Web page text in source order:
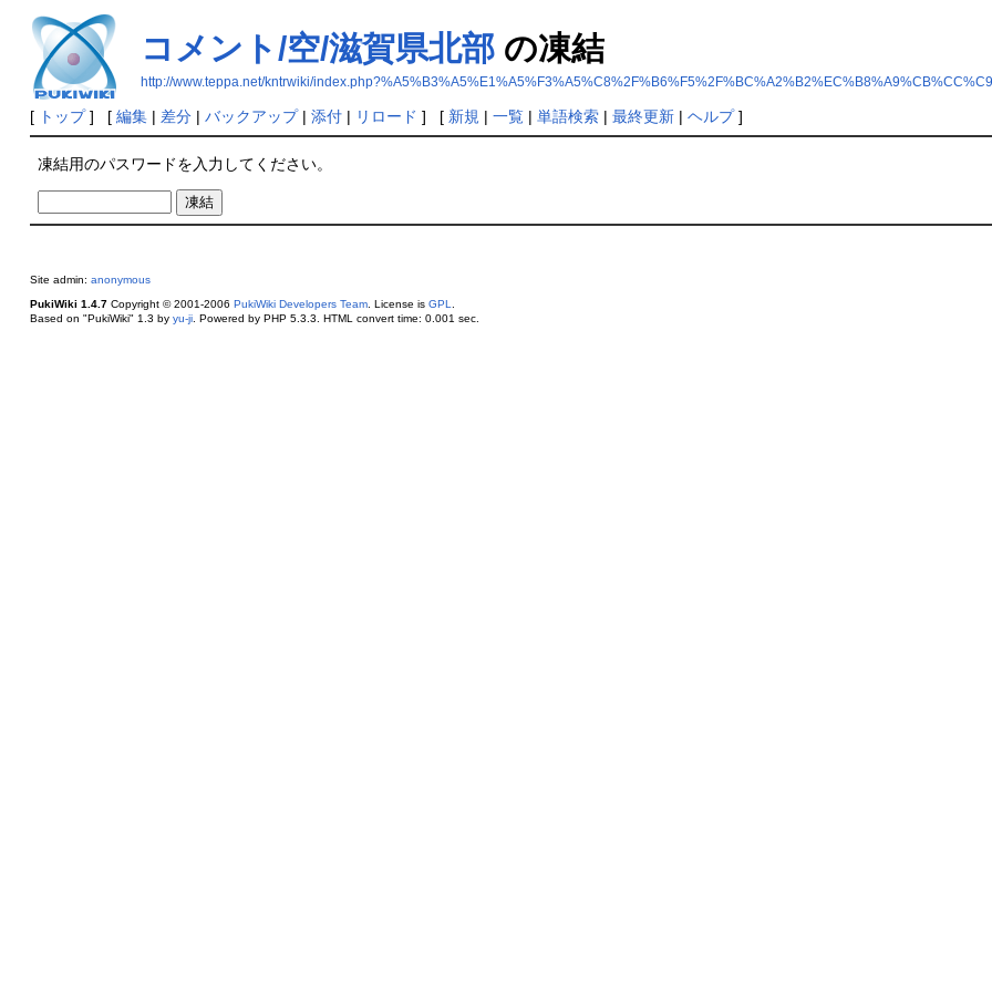
コメント/空/滋賀県北部の凍結
http://www.teppa.net/kntrwiki/
[ トップ] [ 編集| 差分| バックアップ| 添付| リロード ] [ 新規 | 一覧| 単語検索| 最終更新| ヘルプ]
凍結用のパスワードを入力してください。
Site admin: anonymous
PukiWiki 1.4.7Copyright © 2001-2006 PukiWiki Developers Team. License is GPL.
Based on "PukiWiki" 1.3 by yu-ji. Powered by PHP 5.3.3. HTML convert time: 0.001 sec.